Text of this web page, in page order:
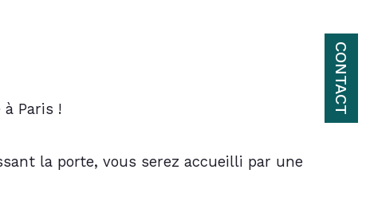
CONTACT
Paris !
la porte, vous serez accueilli par une